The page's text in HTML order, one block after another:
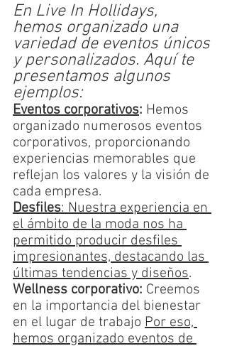
En Live In Hollidays,
hemos organizado una
variedad de eventos únicos
y personalizados. Aquí te
presentamos algunos
ejemplos:
Eventos corporativos: Hemos
organizado numerosos eventos
corporativos, proporcionando
experiencias memorables que
reflejan los valores y la visión de
cada empresa.
Desfiles: Nuestra experiencia en
el ámbito de la moda nos ha
permitido producir desfiles
impresionantes, destacando las
últimas tendencias y diseños.
Wellness corporativo: Creemos
en la importancia del bienestar
en el lugar de trabajo Por eso,
hemos organizado eventos de